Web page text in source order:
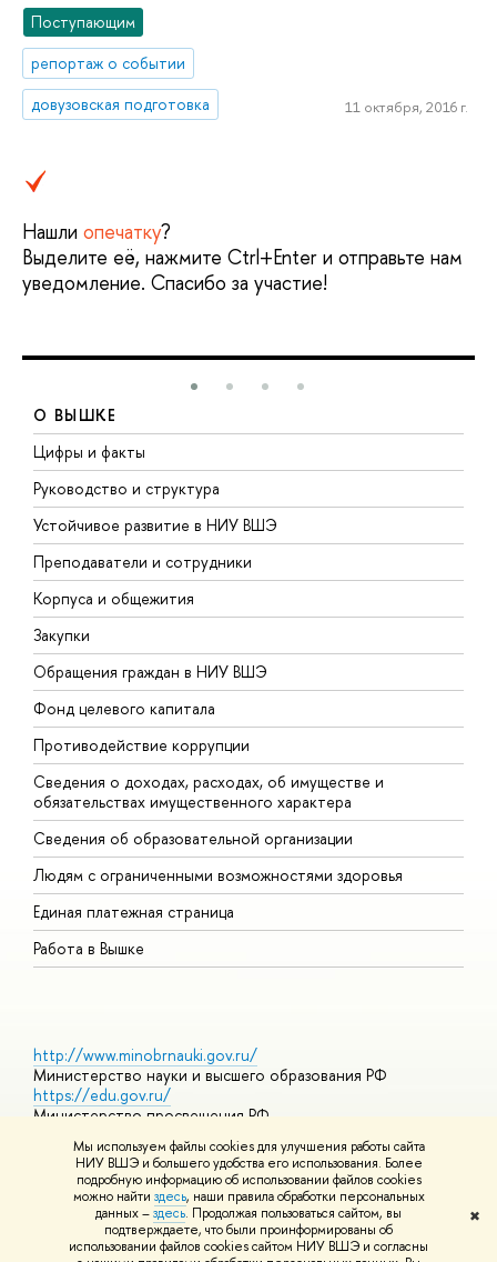
Мы используем файлы cookies для улучшения работы сайта
НИУ ВШЭ и большего удобства его использования. Более
подробную информацию об использовании файлов cookies
можно найти здесь, наши правила обработки персональных
данных –здесь. Продолжая пользоваться сайтом, вы
подтверждаете, что были проинформированы об
использовании файлов cookies сайтом НИУ ВШЭ и согласны
✖
Поступающим
репортаж о событии
довузовская подготовка
11 октября, 2016 г.
Нашли опечатку?
Выделите её, нажмите Ctrl+Enter и отправьте нам
уведомление. Спасибо за участие!
О ВЫШКЕ
Цифры и факты
Руководство и структура
Устойчивое развитие в НИУ ВШЭ
Преподаватели и сотрудники
Корпуса и общежития
Закупки
Обращения граждан в НИУ ВШЭ
Фонд целевого капитала
Противодействие коррупции
Сведения о доходах, расходах, об имуществе и
обязательствах имущественного характера
Сведения об образовательной организации
Людям с ограниченными возможностями здоровья
Единая платежная страница
Работа в Вышке
http://www.minobrnauki.gov.ru/
Министерство науки и высшего образования РФ
https://edu.gov.ru/
Министерство просвещения РФ
Массовые открытые онлайн-курсы
© НИУ ВШЭ 1993–2026 Адреса и контактыУсловия
использования материалов Политика конфиденциальности